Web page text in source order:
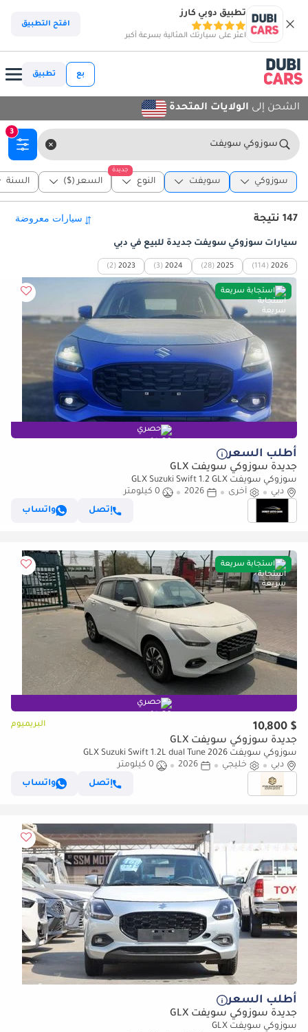
تطبيق دوبي كارز
اعثر على سيارتك المثالية بسرعة أكبر
افتح التطبيق
بع تطبيق
الشحن إلى الولايات المتحدة
سوزوكي سويفت
3
سوزوكي سويفت
جديدة
النوع السعر ($) السنة
147 نتيجة
سيارات سوزوكي سويفت جديدة للبيع في دبي
2026
(114)
2025
(28)
2024
(3)
2023
(2)
استجابة سريعة
حصري
أطلب السعر
جديدة سوزوكي سويفت GLX
سوزوكي سويفت GLX Suzuki Swift 1.2 GLX
دبي
أخرى 2026
0 كيلومتر
إتصل
واتساب
استجابة سريعة
حصري
$ 10,800 البريميوم
جديدة سوزوكي سويفت GLX
سوزوكي سويفت GLX Suzuki Swift 1.2L dual Tune 2026
دبي
خليجي 2026
0 كيلومتر
إتصل
واتساب
أطلب السعر
جديدة سوزوكي سويفت GLX
سوزوكي سويفت GLX